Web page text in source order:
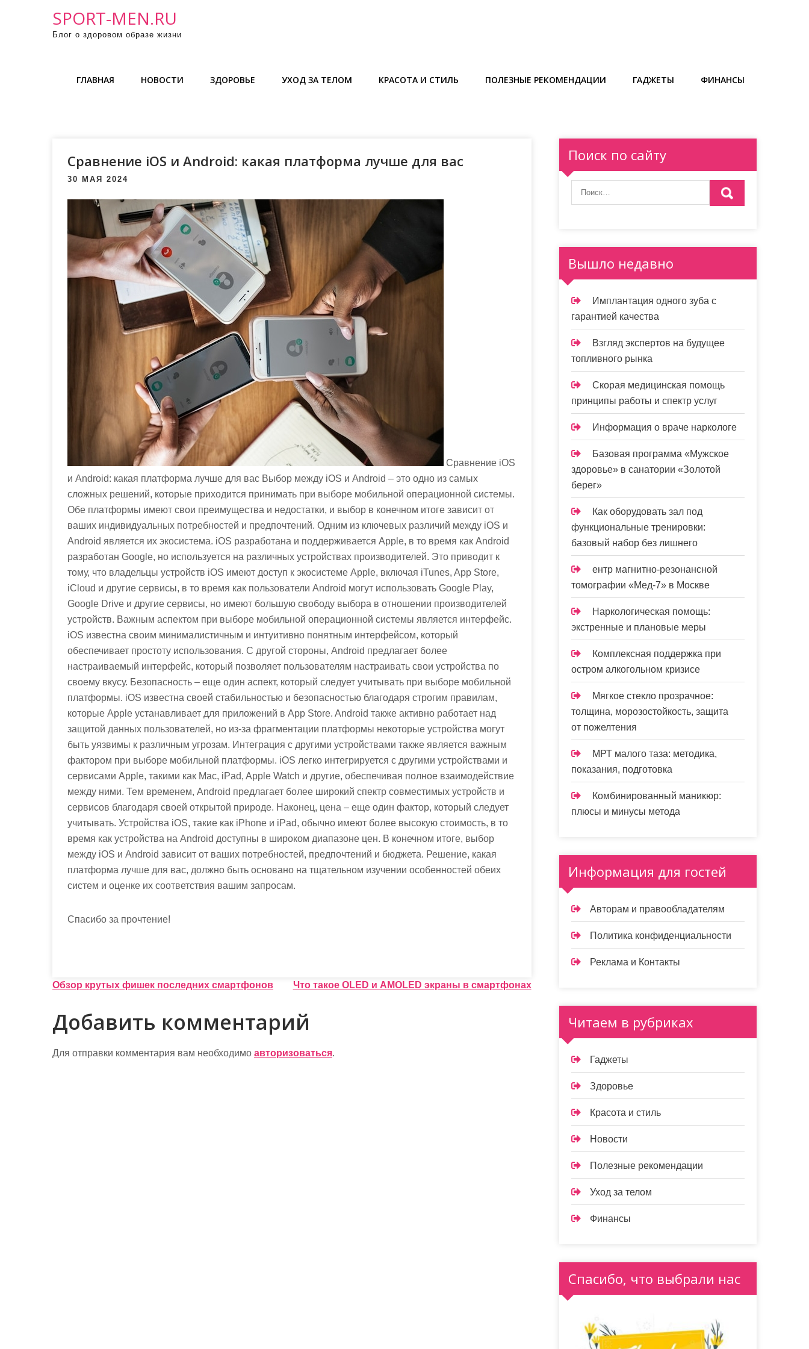
SPORT-MEN.RU
Блог о здоровом образе жизни
ГЛАВНАЯ НОВОСТИ ЗДОРОВЬЕ УХОД ЗА ТЕЛОМ КРАСОТА И СТИЛЬ ПОЛЕЗНЫЕ РЕКОМЕНДАЦИИ ГАДЖЕТЫ ФИНАНСЫ
Сравнение iOS и Android: какая платформа лучше для вас
30 МАЯ 2024
Сравнение iOS
и Android: какая платформа лучше для вас Выбор между iOS и Android – это одно из самых
сложных решений, которые приходится принимать при выборе мобильной операционной системы.
Обе платформы имеют свои преимущества и недостатки, и выбор в конечном итоге зависит от
ваших индивидуальных потребностей и предпочтений. Одним из ключевых различий между iOS и
Android является их экосистема. iOS разработана и поддерживается Apple, в то время как Android
разработан Google, но используется на различных устройствах производителей. Это приводит к
тому, что владельцы устройств iOS имеют доступ к экосистеме Apple, включая iTunes, App Store,
iCloud и другие сервисы, в то время как пользователи Android могут использовать Google Play,
Google Drive и другие сервисы, но имеют большую свободу выбора в отношении производителей
устройств. Важным аспектом при выборе мобильной операционной системы является интерфейс.
iOS известна своим минималистичным и интуитивно понятным интерфейсом, который
обеспечивает простоту использования. С другой стороны, Android предлагает более
настраиваемый интерфейс, который позволяет пользователям настраивать свои устройства по
своему вкусу. Безопасность – еще один аспект, который следует учитывать при выборе мобильной
платформы. iOS известна своей стабильностью и безопасностью благодаря строгим правилам,
которые Apple устанавливает для приложений в App Store. Android также активно работает над
защитой данных пользователей, но из-за фрагментации платформы некоторые устройства могут
быть уязвимы к различным угрозам. Интеграция с другими устройствами также является важным
фактором при выборе мобильной платформы. iOS легко интегрируется с другими устройствами и
сервисами Apple, такими как Mac, iPad, Apple Watch и другие, обеспечивая полное взаимодействие
между ними. Тем временем, Android предлагает более широкий спектр совместимых устройств и
сервисов благодаря своей открытой природе. Наконец, цена – еще один фактор, который следует
учитывать. Устройства iOS, такие как iPhone и iPad, обычно имеют более высокую стоимость, в то
время как устройства на Android доступны в широком диапазоне цен. В конечном итоге, выбор
между iOS и Android зависит от ваших потребностей, предпочтений и бюджета. Решение, какая
платформа лучше для вас, должно быть основано на тщательном изучении особенностей обеих
систем и оценке их соответствия вашим запросам.
Спасибо за прочтение!
Н
а
в
и
Обзор крутых фишек последних смартфонов Что такое OLED и AMOLED экраны в смартфонах
Добавить комментарий
Для отправки комментария вам необходимо авторизоваться.
Поиск по сайту
Вышло недавно
Имплантация одного зуба с
гарантией качества
Взгляд экспертов на будущее
топливного рынка
Скорая медицинская помощь
принципы работы и спектр услуг
Информация о враче наркологе
Базовая программа «Мужское
здоровье» в санатории «Золотой
берег»
Как оборудовать зал под
функциональные тренировки:
базовый набор без лишнего
ентр магнитно-резонансной
томографии «Мед-7» в Москве
Наркологическая помощь:
экстренные и плановые меры
Комплексная поддержка при
остром алкогольном кризисе
Мягкое стекло прозрачное:
толщина, морозостойкость, защита
от пожелтения
МРТ малого таза: методика,
показания, подготовка
Комбинированный маникюр:
плюсы и минусы метода
Информация для гостей
Авторам и правообладателям
Политика конфиденциальности
Реклама и Контакты
Читаем в рубриках
Гаджеты
Здоровье
Красота и стиль
Новости
Полезные рекомендации
Уход за телом
Финансы
Спасибо, что выбрали нас